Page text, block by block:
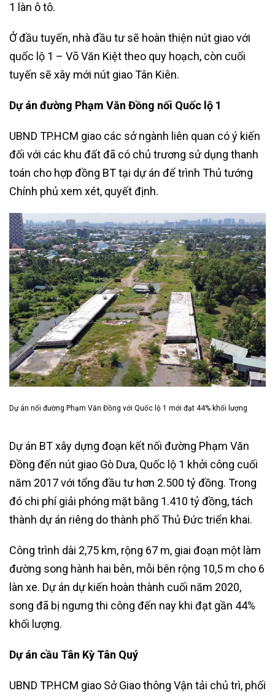
1 làn ô tô.
Ở đầu tuyến, nhà đầu tư sẽ hoàn thiện nút giao với
quốc lộ 1 – Võ Văn Kiệt theo quy hoạch, còn cuối
tuyến sẽ xây mới nút giao Tân Kiên.
Dự án đường Phạm Văn Đồng nối Quốc lộ 1
UBND TP.HCM giao các sở ngành liên quan có ý kiến
đối với các khu đất đã có chủ trương sử dụng thanh
toán cho hợp đồng BT tại dự án để trình Thủ tướng
Chính phủ xem xét, quyết định.
Dự án nối đường Phạm Văn Đồng với Quốc lộ 1 mới đạt 44% khối lượng
Dự án BT xây dựng đoạn kết nối đường Phạm Văn
Đồng đến nút giao Gò Dưa, Quốc lộ 1 khởi công cuối
năm 2017 với tổng đầu tư hơn 2.500 tỷ đồng. Trong
đó chi phí giải phóng mặt bằng 1.410 tỷ đồng, tách
thành dự án riêng do thành phố Thủ Đức triển khai.
Công trình dài 2,75 km, rộng 67 m, giai đoạn một làm
đường song hành hai bên, mỗi bên rộng 10,5 m cho 6
làn xe. Dự án dự kiến hoàn thành cuối năm 2020,
song đã bị ngưng thi công đến nay khi đạt gần 44%
khối lượng.
Dự án cầu Tân Kỳ Tân Quý
UBND TP.HCM giao Sở Giao thông Vận tải chủ trì, phối